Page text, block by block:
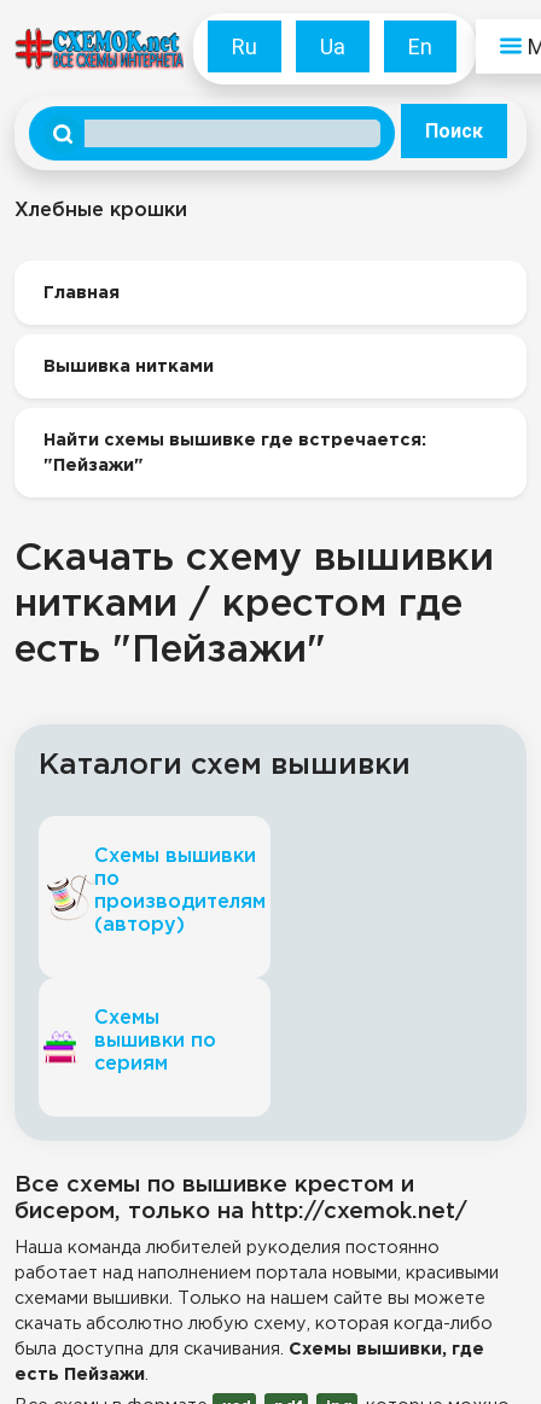
Ru Ua En
Поиск
Хлебные крошки
Главная
Вышивка нитками
Найти схемы вышивке где встречается:
"Пейзажи"
Скачать схему вышивки
нитками / крестом где
есть "Пейзажи"
Каталоги схем вышивки
Схемы вышивки
по
производителям
(автору)
Схемы
вышивки по
сериям
Все схемы по вышивке крестом и
бисером, только на http://cxemok.net/
Наша команда любителей рукоделия постоянно
работает над наполнением портала новыми, красивыми
схемами вышивки. Только на нашем сайте вы можете
скачать абсолютно любую схему, которая когда-либо
была доступна для скачивания. Схемы вышивки, где
есть Пейзажи